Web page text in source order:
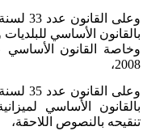
بالقانون الأساسي
2008،
بالقانون الأساسي
تنقيحه بالنصوص اللاحقة،